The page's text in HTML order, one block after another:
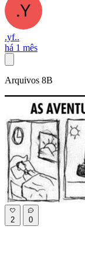
.yf..
há 1 mês
Arquivos 8B
2 0